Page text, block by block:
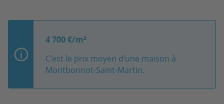
4 700 €/m²
C’est le prix moyen d’une maison à
Montbonnot-Saint-Martin.